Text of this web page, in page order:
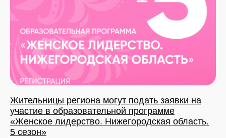
Жительницы региона могут подать заявки на
участие в образовательной программе
«Женское лидерство. Нижегородская область.
5 сезон»